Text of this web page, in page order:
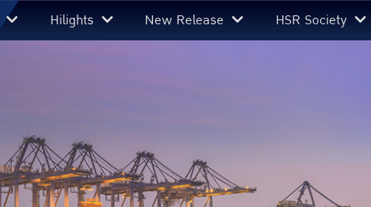
Hilights New Release HSR Society